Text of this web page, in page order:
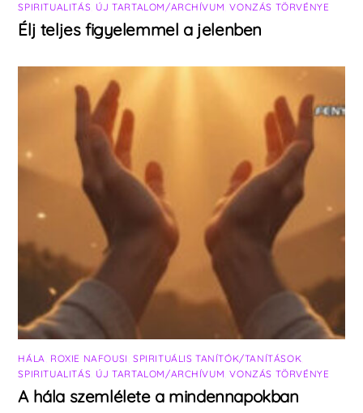
SPIRITUALITÁS ÚJ TARTALOM/ARCHÍVUM ,VONZÁS TÖRVÉNYE
Élj teljes figyelemmel a jelenben
HÁLA ROXIE NAFOUSI SPIRITUÁLIS TANÍTÓK/TANÍTÁSOK
SPIRITUALITÁS ÚJ TARTALOM/ARCHÍVUM ,VONZÁS TÖRVÉNYE
A hála szemlélete a mindennapokban